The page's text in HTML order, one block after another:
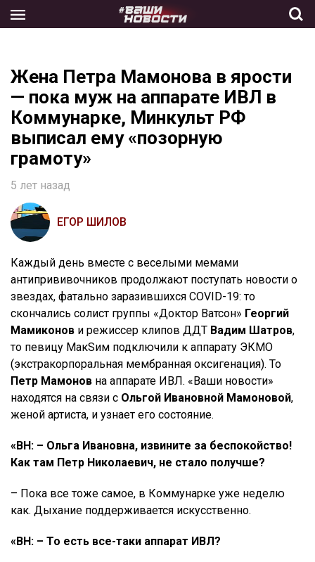
the
Жена Петра Мамонова в ярости
— пока муж на аппарате ИВЛ в
Коммунарке, Минкульт РФ
выписал ему «позорную
грамоту»
5 лет назад
ЕГОР ШИЛОВ
Каждый день вместе с веселыми мемами
антипрививочников продолжают поступать новости о
звездах, фатально заразившихся COVID-19: то
скончались солист группы «Доктор Ватсон» Георгий
Мамиконов и режиссер клипов ДДТ Вадим Шатров,
то певицу МакSим подключили к аппарату ЭКМО
(экстракорпоральная мембранная оксигенация). То
Петр Мамонов на аппарате ИВЛ. «Ваши новости»
находятся на связи с Ольгой Ивановной Мамоновой,
женой артиста, и узнает его состояние.
«ВН: – Ольга Ивановна, извините за беспокойство!
Как там Петр Николаевич, не стало получше?
– Пока все тоже самое, в Коммунарке уже неделю
как. Дыхание поддерживается искусственно.
«ВН: – То есть все-таки аппарат ИВЛ?